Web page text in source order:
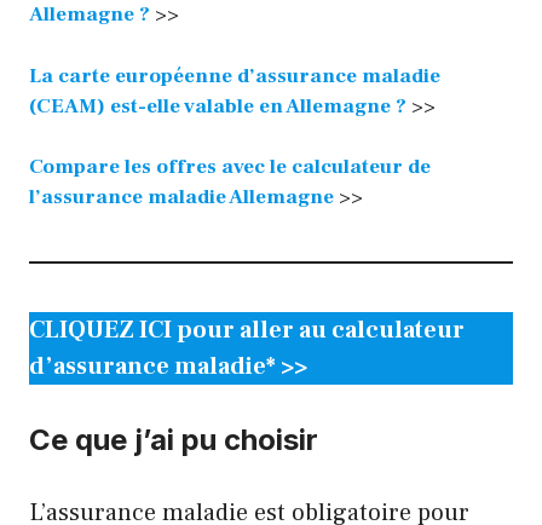
Allemagne ? >>
La carte européenne d’assurance maladie
(CEAM) est-elle valable en Allemagne ? >>
Compare les offres avec le calculateur de
l’assurance maladie Allemagne >>
CLIQUEZ ICI pour aller au calculateur
d’assurance maladie* >>
Ce que j’ai pu choisir
L’assurance maladie est obligatoire pour